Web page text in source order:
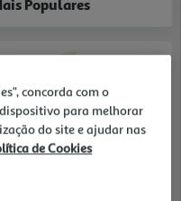
Populares
De Aniversário Auchan
concorda com o
para melhorar
do site e ajudar nas
de Cookies